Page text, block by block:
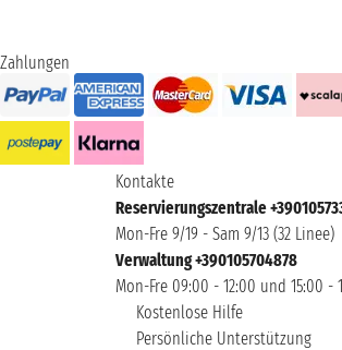
Zahlungen
Kontakte
Reservierungszentrale
Mon-Fre 9/19 - Sam 9/13 (32 Linee)
Verwaltung +390105704878
Mon-Fre 09:00 - 12:00 und 15:00 -
Kostenlose Hilfe
Persönliche Unterstützung